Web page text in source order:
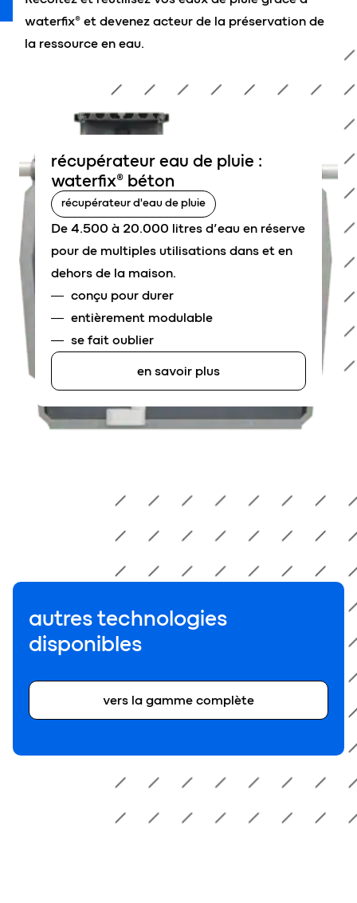
waterfix® et devenez acteur de la préservation de
la ressource en eau.
récupérateur eau de pluie :
waterfix® béton
récupérateur d'eau de pluie
De 4.500 à 20.000 litres d’eau en réserve
pour de multiples utilisations dans et en
dehors de la maison.
conçu pour durer
entièrement modulable
se fait oublier
en savoir plus
autres technologies
disponibles
vers la gamme complète